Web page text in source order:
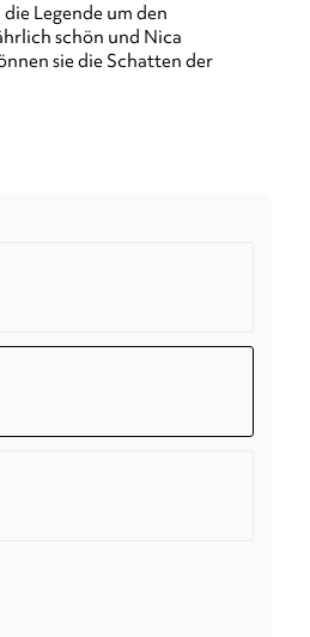
Legende um den
schön und Nica
sie die Schatten der